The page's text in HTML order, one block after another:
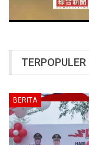
TERPOPULER
BERITA